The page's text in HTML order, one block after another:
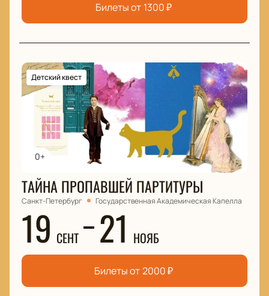
Билеты от 1300₽
0+
Детский квест
ТАЙНА ПРОПАВШЕЙ ПАРТИТУРЫ
Санкт-Петербург Государственная Академическая Капелла
19 СЕНТ 21 НОЯБ
Билеты от 2000₽